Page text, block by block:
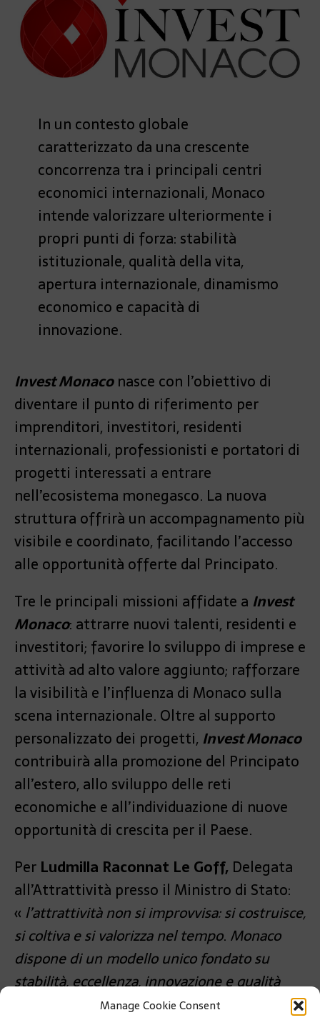
Manage Cookie Consent
In un contesto globale
caratterizzato da una crescente
concorrenza tra i principali centri
economici internazionali, Monaco
intende valorizzare ulteriormente i
propri punti di forza: stabilità
istituzionale, qualità della vita,
apertura internazionale, dinamismo
economico e capacità di
innovazione.
Invest Monaconasce con l’obiettivo di
diventare il punto di riferimento per
imprenditori, investitori, residenti
internazionali, professionisti e portatori di
progetti interessati a entrare
nell’ecosistema monegasco. La nuova
struttura offrirà un accompagnamento più
visibile e coordinato, facilitando l’accesso
alle opportunità offerte dal Principato.
Tre le principali missioni affidate a Invest
Monaco: attrarre nuovi talenti, residenti e
investitori; favorire lo sviluppo di imprese e
attività ad alto valore aggiunto; rafforzare
la visibilità e l’influenza di Monaco sulla
scena internazionale. Oltre al supporto
personalizzato dei progetti, Invest Monaco
contribuirà alla promozione del Principato
all’estero, allo sviluppo delle reti
economiche e all’individuazione di nuove
opportunità di crescita per il Paese.
Per Ludmilla Raconnat Le Goff, Delegata
all’Attrattività presso il Ministro di Stato:
« l’attrattività non si improvvisa: si costruisce,
si coltiva e si valorizza nel tempo. Monaco
dispone di un modello unico fondato su
stabilità, eccellenza, innovazione e qualità
della vita, che merita di essere promosso con